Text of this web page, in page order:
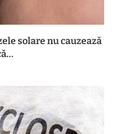
solare nu cauzează